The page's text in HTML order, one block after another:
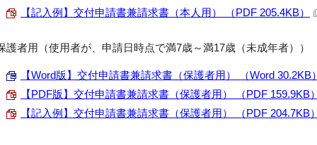
【記入例】交付申請書兼請求書（本人用） （PDF 205.4KB）
護者用（使用者が、申請日時点で満7歳～満17歳（未成年者））
【Word版】交付申請書兼請求書（保護者用） （Word 30.2KB）
【PDF版】交付申請書兼請求書（保護者用） （PDF 159.9KB）
【記入例】交付申請書兼請求書（保護者用） （PDF 204.7KB）